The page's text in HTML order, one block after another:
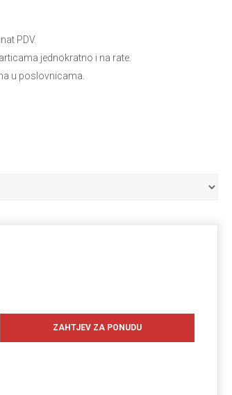
PDV.
jednokratno i na rate.
u poslovnicama.